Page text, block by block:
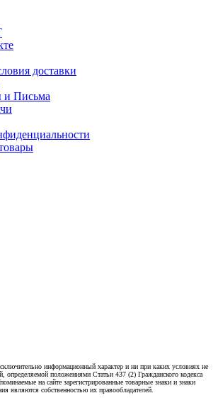
доставки
и Письма
информационный характер и ни при каких условиях не
определяемой положениями Статьи 437 (2) Гражданского кодекса
на сайте зарегистрированные товарные знаки и знаки
являются собственностью их правообладателей.